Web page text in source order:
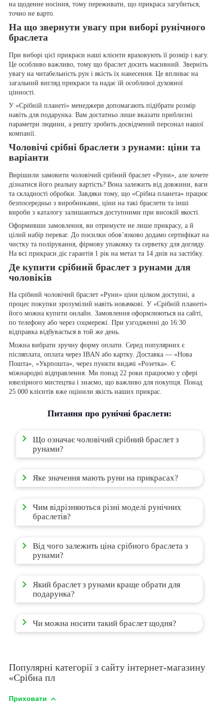
на щоденне носіння, тому переживати, що прикраса загубиться,
точно не варто.
На що звернути увагу при виборі рунічного
браслета
При виборі цієї прикраси наші клієнти враховують її розмір і вагу.
Це особливо важливо, тому що браслет досить масивний. Зверніть
увагу на читабельність рун і якість їх нанесення. Це впливає на
загальний вигляд прикраси та надає їй особливої духовної
цінності.
У «Срібній планеті» менеджери допомагають підібрати розмір
навіть для подарунка. Вам достатньо лише вказати приблизні
параметри людини, а решту зробить досвідчений персонал нашої
компанії.
Чоловічі срібні браслети з рунами: ціни та
варіанти
Вирішили замовити чоловічий срібний браслет «Руни», але хочете
дізнатися його реальну вартість? Вона залежить від довжини, ваги
та складності обробки. Завдяки тому, що «Срібна планета» працює
безпосередньо з виробниками, ціни на такі браслети та інші
вироби з каталогу залишаються доступними при високій якості.
Оформивши замовлення, ви отримуєте не лише прикрасу, а й
цілий набір переваг. До посилки обов’язково додамо сертифікат на
чистку та полірування, фірмову упаковку та серветку для догляду.
На всі прикраси діє гарантія 1 рік на метал та 14 днів на застібку.
Де купити срібний браслет з рунами для
чоловіків
На срібний чоловічий браслет «Руни» ціни цілком доступні, а
процес покупки зрозумілий навіть новачкові. У «Срібній планеті»
його можна купити онлайн. Замовлення оформлюються на сайті,
по телефону або через соцмережі. При узгодженні до 16:30
відправка відбувається в той же день.
Можна вибрати зручну форму оплати. Серед популярних є
післяплата, оплата через IBAN або картку. Доставка — «Нова
Пошта», «Укрпошта», через пункти видачі «Розетка». Є
міжнародні відправлення. Ми понад 22 роки працюємо у сфері
ювелірного мистецтва і знаємо, що важливо для покупця. Понад
25 000 клієнтів вже оцінили якість наших прикрас.
Питання про рунічні браслети:
Що означає чоловічий срібний браслет з
рунами?
Яке значення мають руни на прикрасах?
Чим відрізняються різні моделі рунічних
браслетів?
Від чого залежить ціна срібного браслета з
рунами?
Який браслет з рунами краще обрати для
подарунка?
Чи можна носити такий браслет щодня?
Популярні категорії з сайту інтернет-магазину
«Срібна пл
Приховати